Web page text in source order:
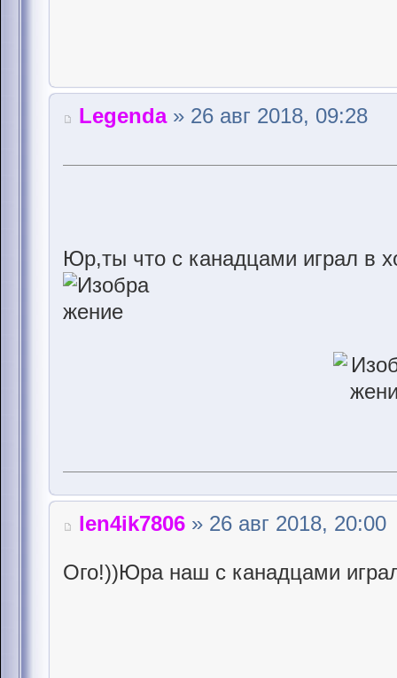
Legenda» 26 авг 2018, 09:28
Юр,ты что с канадцами играл в
len4ik7806 » 26 авг 2018, 20:00
Ого!))Юра наш с канадцами